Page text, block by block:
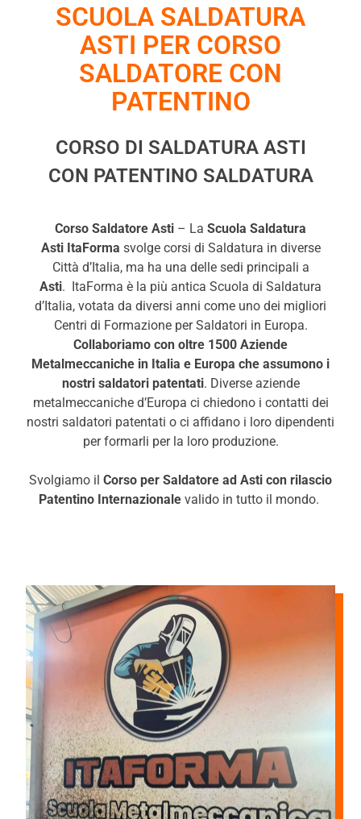
SCUOLA SALDATURA
ASTI PER CORSO
SALDATORE CON
PATENTINO
CORSO DI SALDATURA ASTI
CON PATENTINO SALDATURA
Corso Saldatore Asti – La Scuola Saldatura
Asti ItaForma svolge corsi di Saldatura in diverse
Città d’Italia, ma ha una delle sedi principali a
Asti. ItaForma è la più antica Scuola di Saldatura
d’Italia, votata da diversi anni come uno dei migliori
Centri di Formazione per Saldatori in Europa.
Collaboriamo con oltre 1500 Aziende
Metalmeccaniche in Italia e Europa che assumono i
nostri saldatori patentati. Diverse aziende
metalmeccaniche d’Europa ci chiedono i contatti dei
nostri saldatori patentati o ci affidano i loro dipendenti
per formarli per la loro produzione.
Svolgiamo il Corso per Saldatore ad Asti con rilascio
Patentino Internazionale valido in tutto il mondo.